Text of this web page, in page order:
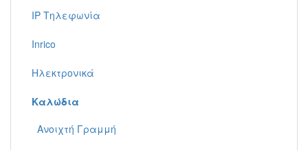
IP Τηλεφωνία
Inrico
Ηλεκτρονικά
Καλώδια
Ανοιχτή Γραμμή